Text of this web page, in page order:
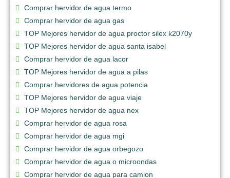
Comprar hervidor de agua termo
Comprar hervidor de agua gas
TOP Mejores hervidor de agua proctor silex k2070y
TOP Mejores hervidor de agua santa isabel
Comprar hervidor de agua lacor
TOP Mejores hervidor de agua a pilas
Comprar hervidores de agua potencia
TOP Mejores hervidor de agua viaje
TOP Mejores hervidor de agua nex
Comprar hervidor de agua rosa
Comprar hervidor de agua mgi
Comprar hervidor de agua orbegozo
Comprar hervidor de agua o microondas
Comprar hervidor de agua para camion